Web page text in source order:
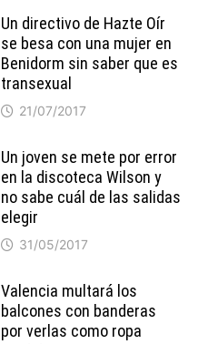
Un directivo de Hazte Oír
se besa con una mujer en
Benidorm sin saber que es
transexual
21/07/2017
Un joven se mete por error
en la discoteca Wilson y
no sabe cuál de las salidas
elegir
31/05/2017
Valencia multará los
balcones con banderas
por verlas como ropa